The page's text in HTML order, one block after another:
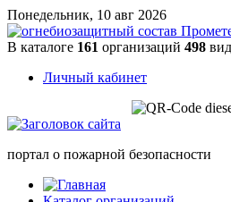
Понедельник, 10 авг 2026
В каталоге 161 организаций 498
Личный кабинет
портал о пожарной безопасности